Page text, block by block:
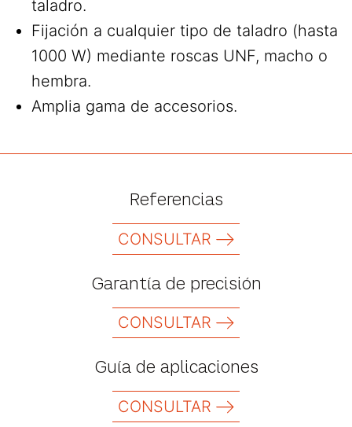
taladro.
Fijación a cualquier tipo de taladro (hasta
1000 W) mediante roscas UNF, macho o
hembra.
Amplia gama de accesorios.
Referencias
CONSULTAR
Garantía de precisión
CONSULTAR
Guía de aplicaciones
CONSULTAR